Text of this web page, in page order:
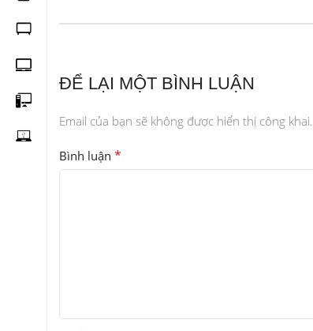
ĐỂ LẠI MỘT BÌNH LUẬN
Email của bạn sẽ không được hiển thị công khai.
Bình luận *